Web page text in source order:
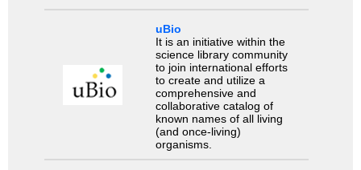
uBio
It is an initiative within the
science library community
to join international efforts
to create and utilize a
comprehensive and
collaborative catalog of
known names of all living
(and once-living)
organisms.